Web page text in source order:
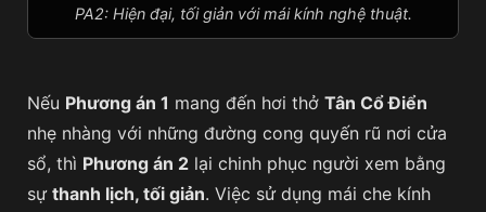
PA2: Hiện đại, tối giản với mái kính nghệ thuật.
Nếu Phương án 1 mang đến hơi thở Tân Cổ Điển
nhẹ nhàng với những đường cong quyến rũ nơi cửa
sổ, thì Phương án 2 lại chinh phục người xem bằng
sự thanh lịch, tối giản. Việc sử dụng mái che kính